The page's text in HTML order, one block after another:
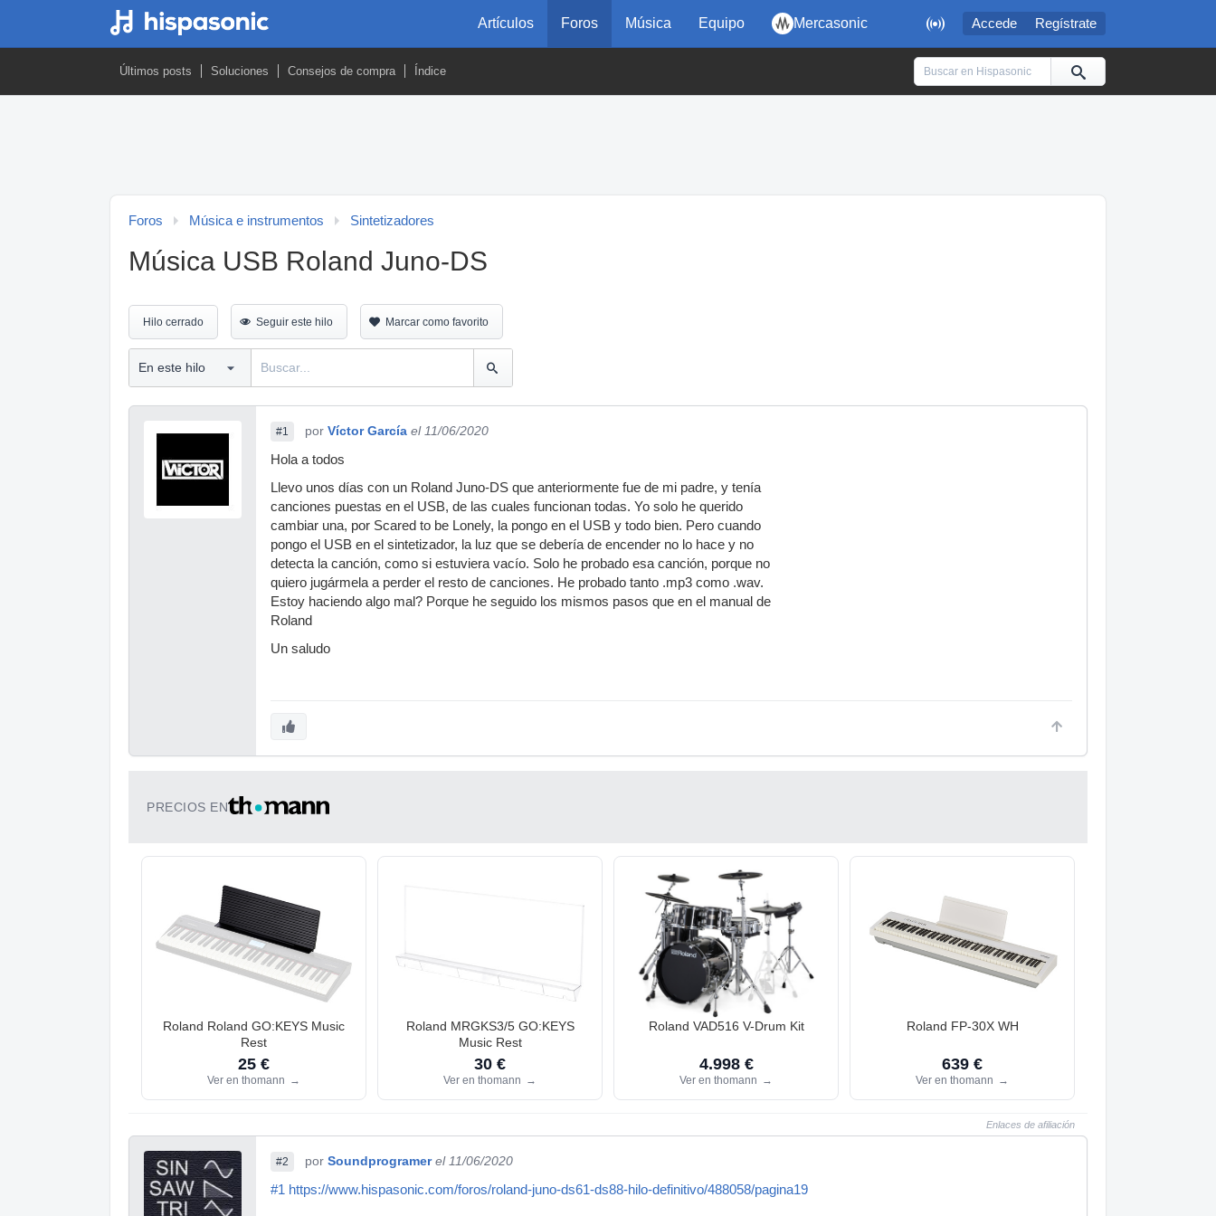
 Accede Regístrate
Artículos Foros Música Equipo Mercasonic
Últimos posts Soluciones Consejos de compra Índice
Foros Música e instrumentos Sintetizadores
Música USB Roland Juno-DS
Hilo cerrado Seguir este hilo Marcar como favorito
#1 por Víctor García el 11/06/2020
Hola a todos
Llevo unos días con un Roland Juno-DS que anteriormente fue de mi padre, y tenía
canciones puestas en el USB, de las cuales funcionan todas. Yo solo he querido
cambiar una, por Scared to be Lonely, la pongo en el USB y todo bien. Pero cuando
pongo el USB en el sintetizador, la luz que se debería de encender no lo hace y no
detecta la canción, como si estuviera vacío. Solo he probado esa canción, porque no
quiero jugármela a perder el resto de canciones. He probado tanto .mp3 como .wav.
Estoy haciendo algo mal? Porque he seguido los mismos pasos que en el manual de
Roland
Un saludo
PRECIOS EN
Roland Roland GO:KEYS Music
Rest
25 €
Ver en thomann →
Roland MRGKS3/5 GO:KEYS
Music Rest
30 €
Ver en thomann →
Roland VAD516 V-Drum Kit
4.998 €
Ver en thomann →
Roland FP-30X WH
639 €
Ver en thomann →
Enlaces de afiliación
#2 por Soundprogramer el 11/06/2020
#1 https://www.hispasonic.com/foros/roland-juno-ds61-ds88-hilo-definitivo/488058/pagina19